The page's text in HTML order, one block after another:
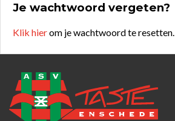
Je wachtwoord vergeten?
Klik hierom je wachtwoord te resetten.